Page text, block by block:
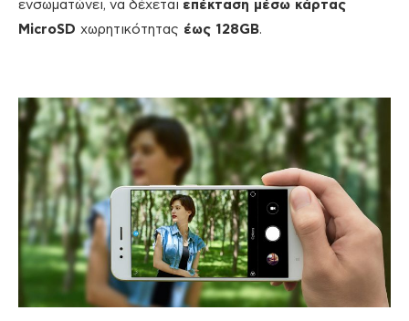
ενσωματώνει, να δέχεται επέκταση μέσω κάρτας
MicroSD χωρητικότητας έως 128GB.